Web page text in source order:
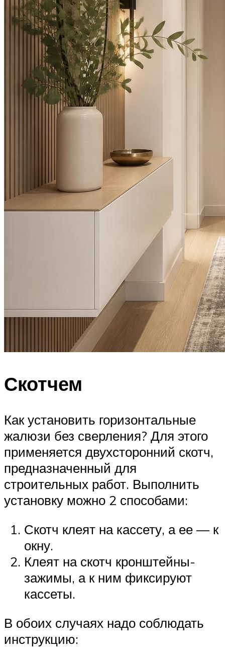
Скотчем
Как установить горизонтальные
жалюзи без сверления? Для этого
применяется двухсторонний скотч,
предназначенный для
строительных работ. Выполнить
установку можно 2 способами:
Скотч клеят на кассету, а ее — к
окну.
Клеят на скотч кронштейны-
зажимы, а к ним фиксируют
кассеты.
В обоих случаях надо соблюдать
инструкцию: